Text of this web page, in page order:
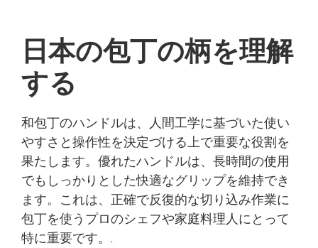
日本の包丁の柄を理解
する
和包丁のハンドルは、人間工学に基づいた使い
やすさと操作性を決定づける上で重要な役割を
果たします。優れたハンドルは、長時間の使用
でもしっかりとした快適なグリップを維持でき
ます。これは、正確で反復的な切り込み作業に
包丁を使うプロのシェフや家庭料理人にとって
特に重要です。.